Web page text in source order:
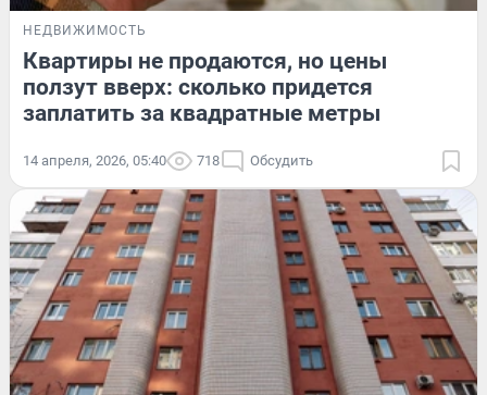
НЕДВИЖИМОСТЬ
Квартиры не продаются, но цены
ползут вверх: сколько придется
заплатить за квадратные метры
14 апреля, 2026, 05:40 718 Обсудить